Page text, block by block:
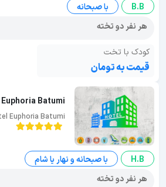
B.B
با صبحانه
هر نفر دو تخته
کودک با تخت
قیمت به تومان
Batumi
Euphoria Batumi
H.B
با صبحانه و نهار یا شام
هر نفر دو تخته